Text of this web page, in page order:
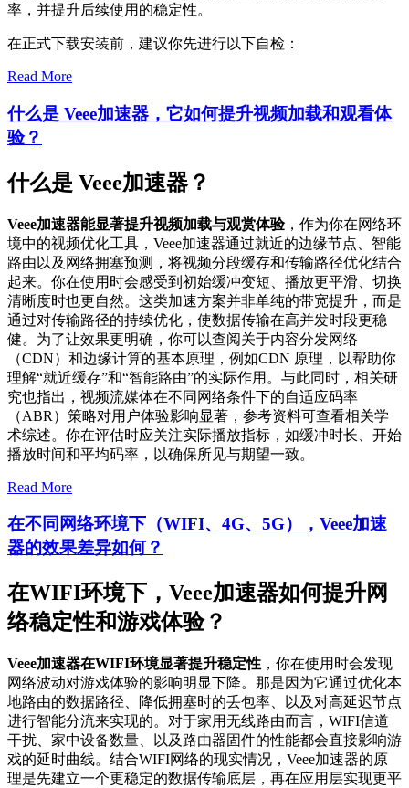
率，并提升后续使用的稳定性。
在正式下载安装前，建议你先进行以下自检：
Read More
什么是 Veee加速器，它如何提升视频加载和观看体
验？
什么是 Veee加速器？
Veee加速器能显著提升视频加载与观赏体验，作为你在网络环
境中的视频优化工具，Veee加速器通过就近的边缘节点、智能
路由以及网络拥塞预测，将视频分段缓存和传输路径优化结合
起来。你在使用时会感受到初始缓冲变短、播放更平滑、切换
清晰度时也更自然。这类加速方案并非单纯的带宽提升，而是
通过对传输路径的持续优化，使数据传输在高并发时段更稳
健。为了让效果更明确，你可以查阅关于内容分发网络
（CDN）和边缘计算的基本原理，例如CDN 原理 ，以帮助你
理解“就近缓存”和“智能路由”的实际作用。与此同时，相关研
究也指出，视频流媒体在不同网络条件下的自适应码率
（ABR）策略对用户体验影响显著，参考资料可查看相关学
术综述。你在评估时应关注实际播放指标，如缓冲时长、开始
播放时间和平均码率，以确保所见与期望一致。
Read More
在不同网络环境下（WIFI、4G、5G），Veee加速
器的效果差异如何？
在WIFI环境下，Veee加速器如何提升网
络稳定性和游戏体验？
Veee加速器在WIFI环境显著提升稳定性 ，你在使用时会发现
网络波动对游戏体验的影响明显下降。那是因为它通过优化本
地路由的数据路径、降低拥塞时的丢包率、以及对高延迟节点
进行智能分流来实现的。对于家用无线路由而言，WIFI信道
干扰、家中设备数量、以及路由器固件的性能都会直接影响游
戏的延时曲线。结合WIFI网络的现实情况，Veee加速器的原
理是先建立一个更稳定的数据传输底层，再在应用层实现更平